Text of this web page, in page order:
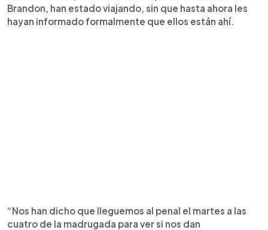
Brandon, han estado viajando, sin que hasta ahora les
hayan informado formalmente que ellos están ahí.
“Nos han dicho que lleguemos al penal el martes a las
cuatro de la madrugada para ver si nos dan